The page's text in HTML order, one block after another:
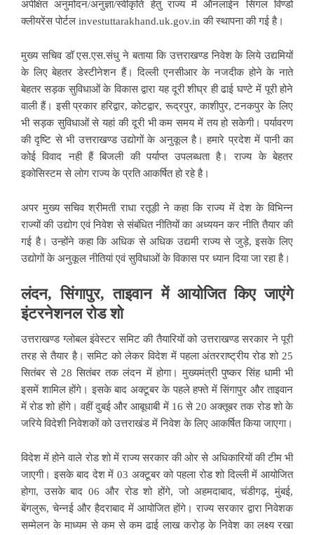
अपेक्षित अनुमोदन/अनुज्ञा/स्वीकृति हेतु राज्य में ऑनलाईन सिंगल विण्डो
क्लीयरेंस पोर्टल investuttarakhand.uk.gov.in की स्थापना की गई है।
मुख्य सचिव डॉ एस.एस.संधु ने बताया कि उत्तराखण्ड निवेश के लिये उद्यमियों
के लिए बेहतर डेस्टीनेशन हैं। दिल्ली एनसीआर के नजदीक होने के नाते
बेहतर सड़क सुविधाओं के विकास द्वारा यह दूरी शीघ्र ही ढाई घण्टे में पूरी होने
वाली हैं। इसी प्रकार हरिद्वार, कोटद्वार, रूद्रपुर, काशीपुर, टनकपुर के लिए
भी सड़क सुविधाओं से यहां की दूरी भी कम समय में तय हो सकेगी। पर्यावरण
की दृष्टि से भी उत्तराखण्ड उद्योगों के अनुकूल है। हमारे प्रदेश में पानी का
कोई विवाद नही हैं बिजली की पर्याप्त उपलब्धता है। राज्य के बेहतर
इकोसिस्टम से लोग राज्य के प्रति आकर्षित हो रहे है।
अपर मुख्य सचिव श्रीमती राधा रतूड़ी ने कहा कि राज्य में देश के विभिन्न
राज्यों की उद्योग एवं निवेश से संबंधित नीतियों का अध्ययन कर नीति तैयार की
गई है। उन्होंने कहा कि अधिक से अधिक उद्यमी राज्य से जुड़े, इसके लिए
उद्योगों के अनुकूल नीतियां एवं सुविधाओं के विकास पर ध्यान दिया जा रहा है।
लंदन, सिंगापुर, ताइवान में आयोजित किए जाएंगे
इंटरनेशनल रोड शो
उत्तराखण्ड ग्लोबल इंवेस्टर समिट की तैयारियों को उत्तराखण्ड सरकार ने पूरी
तरह से तैयार है। समिट को लेकर विदेश में पहला अंतरराष्ट्रीय रोड शो 25
सितंबर से 28 सितंबर तक लंदन में होगा। मुख्यमंत्री पुष्कर सिंह धामी भी
इसमें शामिल होंगे। इसके बाद अक्टूबर के पहले हफ्ते में सिंगापुर और ताइवान
में रोड शो होंगे। वहीं दुबई और आबूधाबी में 16 से 20 अक्तूबर तक रोड शो के
जरिये विदेशी निवेशकों को उत्तराखंड में निवेश के लिए आकर्षित किया जाएगा।
विदेश में होने वाले रोड शो में राज्य सरकार की ओर से अधिकारियों की टीम भी
जाएगी। इसके बाद देश में 03 अक्टूबर को पहला रोड शो दिल्ली में आयोजित
होगा, उसके बाद 06 और रोड शो होंगे, जो अहमदाबाद, चंडीगढ़, मुंबई,
बेंगलुरू, चेन्नई और हैदराबाद में आयोजित होंगे। राज्य सरकार द्वारा निवेशक
सम्मेलन के माध्यम से कम से कम ढाई लाख करोड़ के निवेश का लक्ष्य रखा